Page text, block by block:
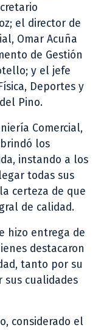
el director de
Omar Acuña
de Gestión
y el jefe
Deportes y
Pino.
Comercial,
los
instando a los
todas sus
certeza de que
de calidad.
hizo entrega de
destacaron
tanto por su
sus cualidades
considerado el